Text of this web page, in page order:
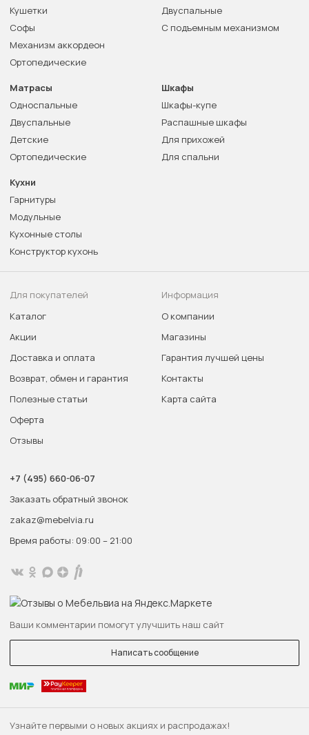
Узнайте первыми о новых акциях и распродажах!
Кушетки
Софы
Механизм аккордеон
Ортопедические
Двуспальные
С подъемным механизмом
Матрасы
Односпальные
Двуспальные
Детские
Ортопедические
Шкафы
Шкафы-купе
Распашные шкафы
Для прихожей
Для спальни
Кухни
Гарнитуры
Модульные
Кухонные столы
Конструктор кухонь
Для покупателей
Каталог
Акции
Доставка и оплата
Возврат, обмен и гарантия
Полезные статьи
Оферта
Отзывы
Информация
О компании
Магазины
Гарантия лучшей цены
Контакты
Карта сайта
+7 (495) 660-06-07
Заказать обратный звонок
zakaz@mebelvia.ru
Время работы: 09:00 – 21:00
Ваши комментарии помогут улучшить наш сайт
Написать сообщение